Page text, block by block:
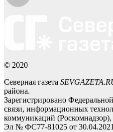
© 2020
Северная газета
района.
Зарегистрировано
связи, информационных
коммуникаций (Роскомнадзор),
Эл № ФС77-81025 от